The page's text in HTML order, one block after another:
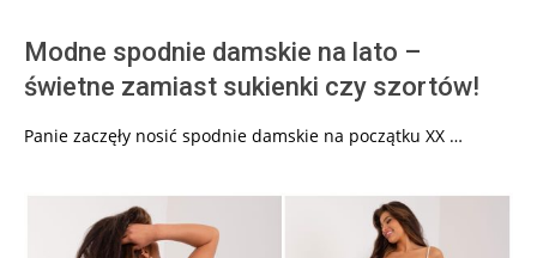
Modne spodnie damskie na lato –
świetne zamiast sukienki czy szortów!
Panie zaczęły nosić spodnie damskie na początku XX …